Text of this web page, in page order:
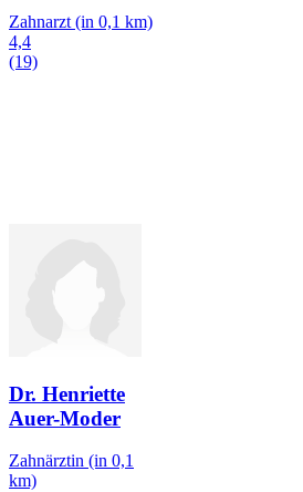
Zahnarzt (in 0,1 km)
4,4
(19)
Dr. Henriette
Auer-Moder
Zahnärztin (in 0,1
km)